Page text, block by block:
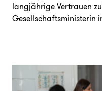
langjährige Vertrauen
Gesellschaftsministerin